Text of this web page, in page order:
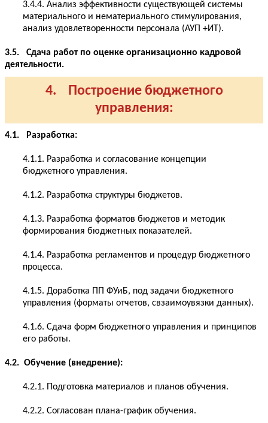
3.4.4. Анализ эффективности существующей системы
материального и нематериального стимулирования,
анализ удовлетворенности персонала (АУП +ИТ).
3.5. Сдача работ по оценке организационно кадровой
деятельности.
4. Построение бюджетного
управления:
4.1. Разработка:
4.1.1. Разработка и согласование концепции
бюджетного управления.
4.1.2. Разработка структуры бюджетов.
4.1.3. Разработка форматов бюджетов и методик
формирования бюджетных показателей.
4.1.4. Разработка регламентов и процедур бюджетного
процесса.
4.1.5. Доработка ПП ФУиБ, под задачи бюджетного
управления (форматы отчетов, свзаимоувязки данных).
4.1.6. Сдача форм бюджетного управления и принципов
его работы.
4.2. Обучение (внедрение):
4.2.1. Подготовка материалов и планов обучения.
4.2.2. Согласован плана-график обучения.